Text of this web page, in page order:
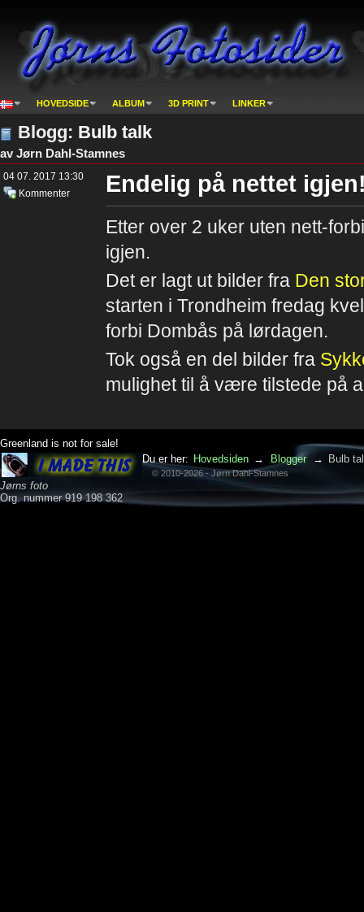
HOVEDSIDE ALBUM 3D PRINT LINKER
Blogg: Bulb talk
av Jørn Dahl-Stamnes
04 07. 2017 13:30
Kommenter
Endelig på nettet
Etter over 2 uker uten nett-
igjen.
Det er lagt ut bilder fra Den
starten i Trondheim fredag
forbi Dombås på lørdagen.
Tok også en del bilder fra
mulighet til å være tilstede på
Greenland is not for sale!
Jørns foto
Org. nummer 919 198 362
Du er her: Hovedsiden → Blogger → Bulb
© 2010-2026 - Jørn Dahl-Stamnes